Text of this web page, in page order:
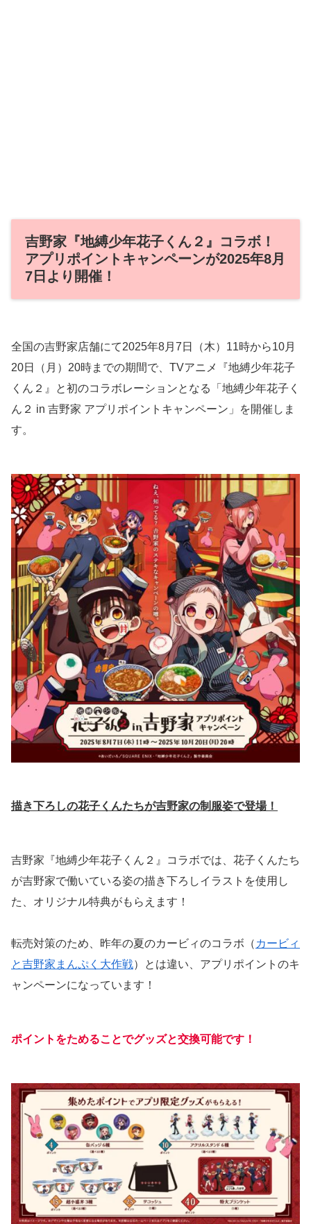
吉野家『地縛少年花子くん２』コラボ！
アプリポイントキャンペーンが2025年8月
7日より開催！
全国の吉野家店舗にて2025年8月7日（木）11時から10月
20日（月）20時までの期間で、TVアニメ『地縛少年花子
くん２』と初のコラボレーションとなる「地縛少年花子く
ん２ in 吉野家 アプリポイントキャンペーン」を開催しま
す。
描き下ろしの花子くんたちが吉野家の制服姿で登場！
吉野家『地縛少年花子くん２』コラボでは、花子くんたち
が吉野家で働いている姿の描き下ろしイラストを使用し
た、オリジナル特典がもらえます！
転売対策のため、昨年の夏のカービィのコラボ（ カービィ
と吉野家まんぷく大作戦）とは違い、アプリポイントのキ
ャンペーンになっています！
ポイントをためることでグッズと交換可能です！